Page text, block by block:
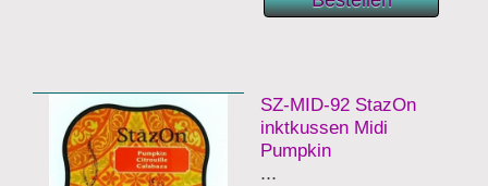
SZ-MID-92 StazOn
inktkussen Midi
Pumpkin
...